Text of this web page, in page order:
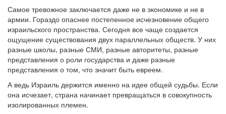
Самое тревожное заключается даже не в экономике и не в
армии. Гораздо опаснее постепенное исчезновение общего
израильского пространства. Сегодня все чаще создается
ощущение существования двух параллельных обществ. У них
разные школы, разные СМИ, разные авторитеты, разные
представления о роли государства и даже разные
представления о том, что значит быть евреем.
А ведь Израиль держится именно на идее общей судьбы. Если
она исчезает, страна начинает превращаться в совокупность
изолированных племен.